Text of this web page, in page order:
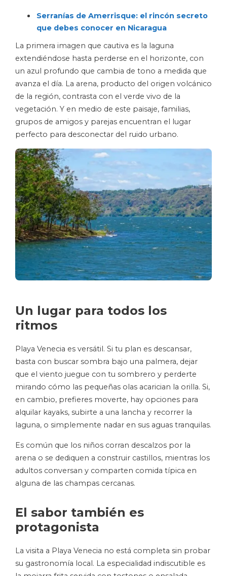
Serranías de Amerrisque: el rincón secreto
que debes conocer en Nicaragua
La primera imagen que cautiva es la laguna
extendiéndose hasta perderse en el horizonte, con
un azul profundo que cambia de tono a medida que
avanza el día. La arena, producto del origen volcánico
de la región, contrasta con el verde vivo de la
vegetación. Y en medio de este paisaje, familias,
grupos de amigos y parejas encuentran el lugar
perfecto para desconectar del ruido urbano.
Un lugar para todos los
ritmos
Playa Venecia es versátil. Si tu plan es descansar,
basta con buscar sombra bajo una palmera, dejar
que el viento juegue con tu sombrero y perderte
mirando cómo las pequeñas olas acarician la orilla. Si,
en cambio, prefieres moverte, hay opciones para
alquilar kayaks, subirte a una lancha y recorrer la
laguna, o simplemente nadar en sus aguas tranquilas.
Es común que los niños corran descalzos por la
arena o se dediquen a construir castillos, mientras los
adultos conversan y comparten comida típica en
alguna de las champas cercanas.
El sabor también es
protagonista
La visita a Playa Venecia no está completa sin probar
su gastronomía local. La especialidad indiscutible es